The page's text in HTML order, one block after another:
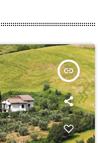
insert_link